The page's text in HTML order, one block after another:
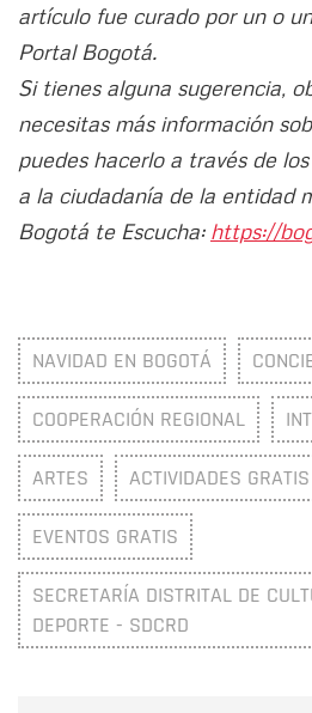
artículo fue curado por un o
Portal Bogotá.
Si tienes alguna sugerencia,
necesitas más información
puedes hacerlo a través de
a la ciudadanía de la entidad
Bogotá te Escucha: https://
NAVIDAD EN BOGOTÁ
COOPERACIÓN REGIONAL
ARTES ACTIVIDADES GRATIS
EVENTOS GRATIS
SECRETARÍA DISTRITAL DE
DEPORTE - SDCRD